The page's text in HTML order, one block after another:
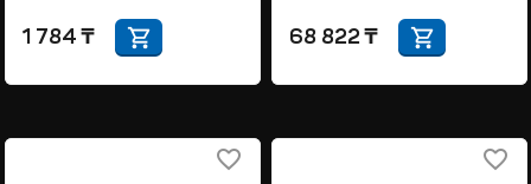
1 784 ₸ 68 822 ₸